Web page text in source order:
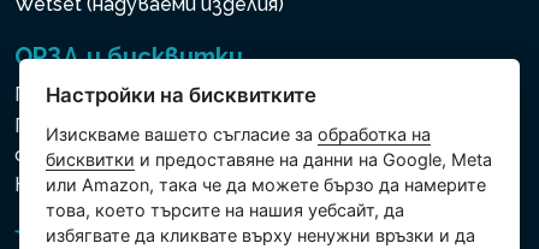
ОРЗД и бисквитки
Политика за използване на бисквитки
Политика за защита на личните и други
обработвани данни
Настройки на бисквитките
Настройки на бисквитките
Изискваме вашето съгласие заобработка на
бисквитки и предоставяне на данни на Google, Meta
или Amazon, така че да можете бързо да намерите
това, което търсите на нашия уебсайт, да
избягвате да кликвате върху ненужни връзки и да